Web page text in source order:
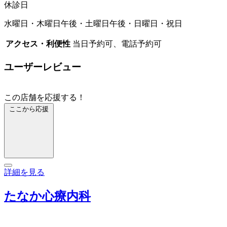
休診日
水曜日・木曜日午後・土曜日午後・日曜日・祝日
アクセス・利便性 当日予約可、電話予約可
ユーザーレビュー
この店舗を応援する！
ここから応援
詳細を見る
たなか心療内科